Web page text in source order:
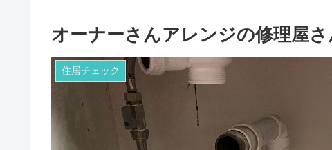
オーナーさんアレンジの修理屋
住居チェック